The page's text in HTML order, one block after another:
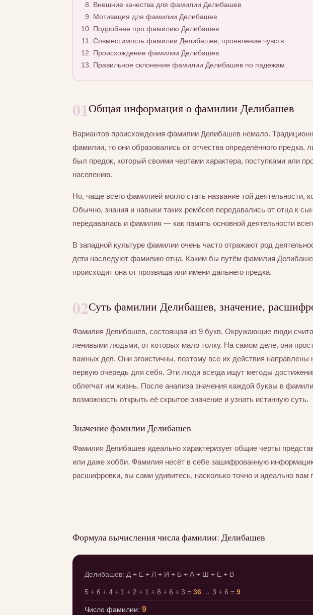
Внешние качества для фамилии Делибашев
Мотивация для фамилии Делибашев
Подробнее про фамилию Делибашев
Совместимость фамилии Делибашев, проявление чувств
Происхождение фамилии Делибашев
Правильное склонение фамилии Делибашев по падежам
01Общая информация о фамилии Делибашев
Вариантов происхождения фамилии Делибашев немало.
фамилии, то они образовались от отчества определённого предка,
был предок, который своими чертами характера, поступками или
населению.
Но, чаще всего фамилией могло стать название той деятельности,
Обычно, знания и навыки таких ремёсел передавались от отца к
передавалась и фамилия — как память основной деятельности
В западной культуре фамилии очень часто отражают род
дети наследуют фамилию отца. Каким бы путём фамилия
происходит она от прозвища или имени дальнего предка.
02Суть фамилии Делибашев, значение,
Фамилия Делибашев, состоящая из 9 букв. Окружающие люди
ленивыми людьми, от которых мало толку. На самом деле, они
важных дел. Они эгоистичны, поэтому все их действия направлены
первую очередь для себя. Эти люди всегда ищут методы
облегчат им жизнь. После анализа значения каждой буквы в
возможность открыть её скрытое значение и узнать истинную суть.
Значение фамилии Делибашев
Фамилия Делибашев идеально характеризует общие черты
или даже хобби. Фамилия несёт в себе зашифрованную
расшифровки, вы сами удивитесь, насколько точно и идеально
Формула вычисления числа фамилии: Делибашев
Делибашев: Д + Е + Л + И + Б + А + Ш + Е + В
5 + 6 + 4 + 1 + 2 + 1 + 8 + 6 + 3 = 36 → 3 + 6 = 9
Число фамилии: 9